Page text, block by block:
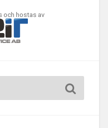
och hostas av